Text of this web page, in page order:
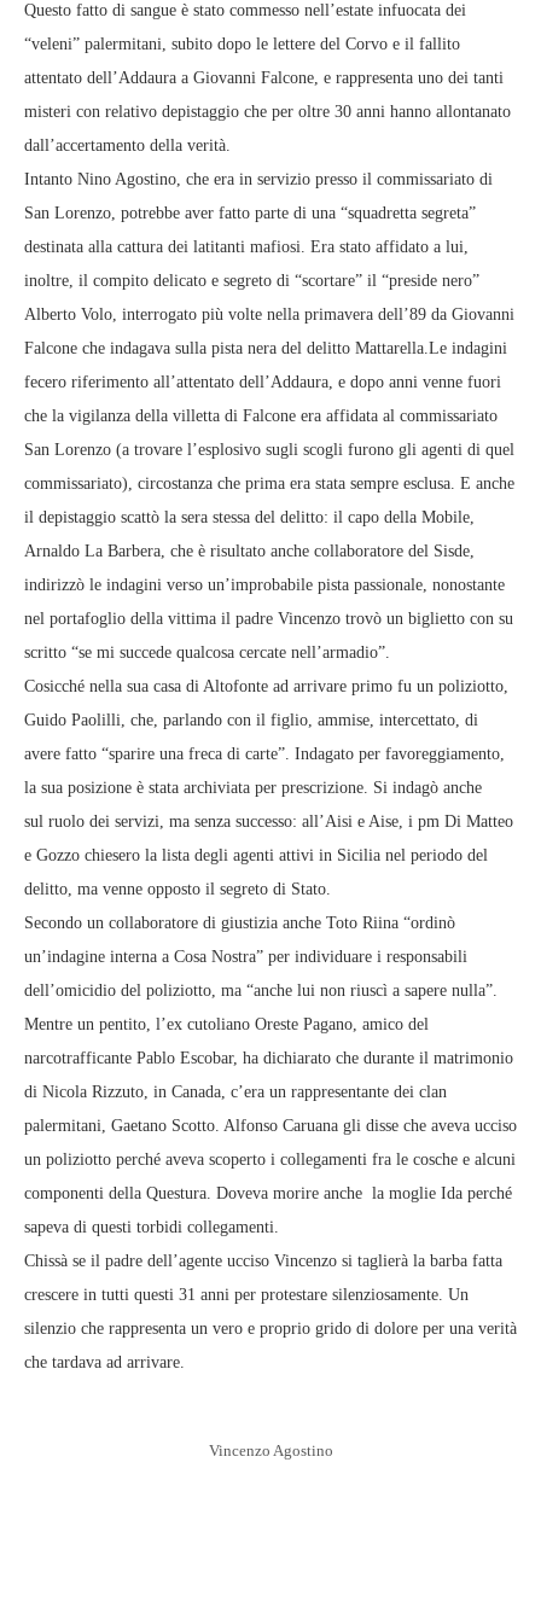
Questo fatto di sangue è stato commesso nell’estate infuocata dei
“veleni” palermitani, subito dopo le lettere del Corvo e il fallito
attentato dell’Addaura a Giovanni Falcone, e rappresenta uno dei tanti
misteri con relativo depistaggio che per oltre 30 anni hanno allontanato
dall’accertamento della verità.
Intanto Nino Agostino, che era in servizio presso il commissariato di
San Lorenzo, potrebbe aver fatto parte di una “squadretta segreta”
destinata alla cattura dei latitanti mafiosi. Era stato affidato a lui,
inoltre, il compito delicato e segreto di “scortare” il “preside nero”
Alberto Volo, interrogato più volte nella primavera dell’89 da Giovanni
Falcone che indagava sulla pista nera del delitto Mattarella.Le indagini
fecero riferimento all’attentato dell’Addaura, e dopo anni venne fuori
che la vigilanza della villetta di Falcone era affidata al commissariato
San Lorenzo (a trovare l’esplosivo sugli scogli furono gli agenti di quel
commissariato), circostanza che prima era stata sempre esclusa. E anche
il depistaggio scattò la sera stessa del delitto: il capo della Mobile,
Arnaldo La Barbera, che è risultato anche collaboratore del Sisde,
indirizzò le indagini verso un’improbabile pista passionale, nonostante
nel portafoglio della vittima il padre Vincenzo trovò un biglietto con su
scritto “se mi succede qualcosa cercate nell’armadio”.
Cosicché nella sua casa di Altofonte ad arrivare primo fu un poliziotto,
Guido Paolilli, che, parlando con il figlio, ammise, intercettato, di
avere fatto “sparire una freca di carte”. Indagato per favoreggiamento,
la sua posizione è stata archiviata per prescrizione. Si indagò anche
sul ruolo dei servizi, ma senza successo: all’Aisi e Aise, i pm Di Matteo
e Gozzo chiesero la lista degli agenti attivi in Sicilia nel periodo del
delitto, ma venne opposto il segreto di Stato.
Secondo un collaboratore di giustizia anche Toto Riina “ordinò
un’indagine interna a Cosa Nostra” per individuare i responsabili
dell’omicidio del poliziotto, ma “anche lui non riuscì a sapere nulla”.
Mentre un pentito, l’ex cutoliano Oreste Pagano, amico del
narcotrafficante Pablo Escobar, ha dichiarato che durante il matrimonio
di Nicola Rizzuto, in Canada, c’era un rappresentante dei clan
palermitani, Gaetano Scotto. Alfonso Caruana gli disse che aveva ucciso
un poliziotto perché aveva scoperto i collegamenti fra le cosche e alcuni
componenti della Questura. Doveva morire anche la moglie Ida perché
sapeva di questi torbidi collegamenti.
Chissà se il padre dell’agente ucciso Vincenzo si taglierà la barba fatta
crescere in tutti questi 31 anni per protestare silenziosamente. Un
silenzio che rappresenta un vero e proprio grido di dolore per una verità
che tardava ad arrivare.
Vincenzo Agostino